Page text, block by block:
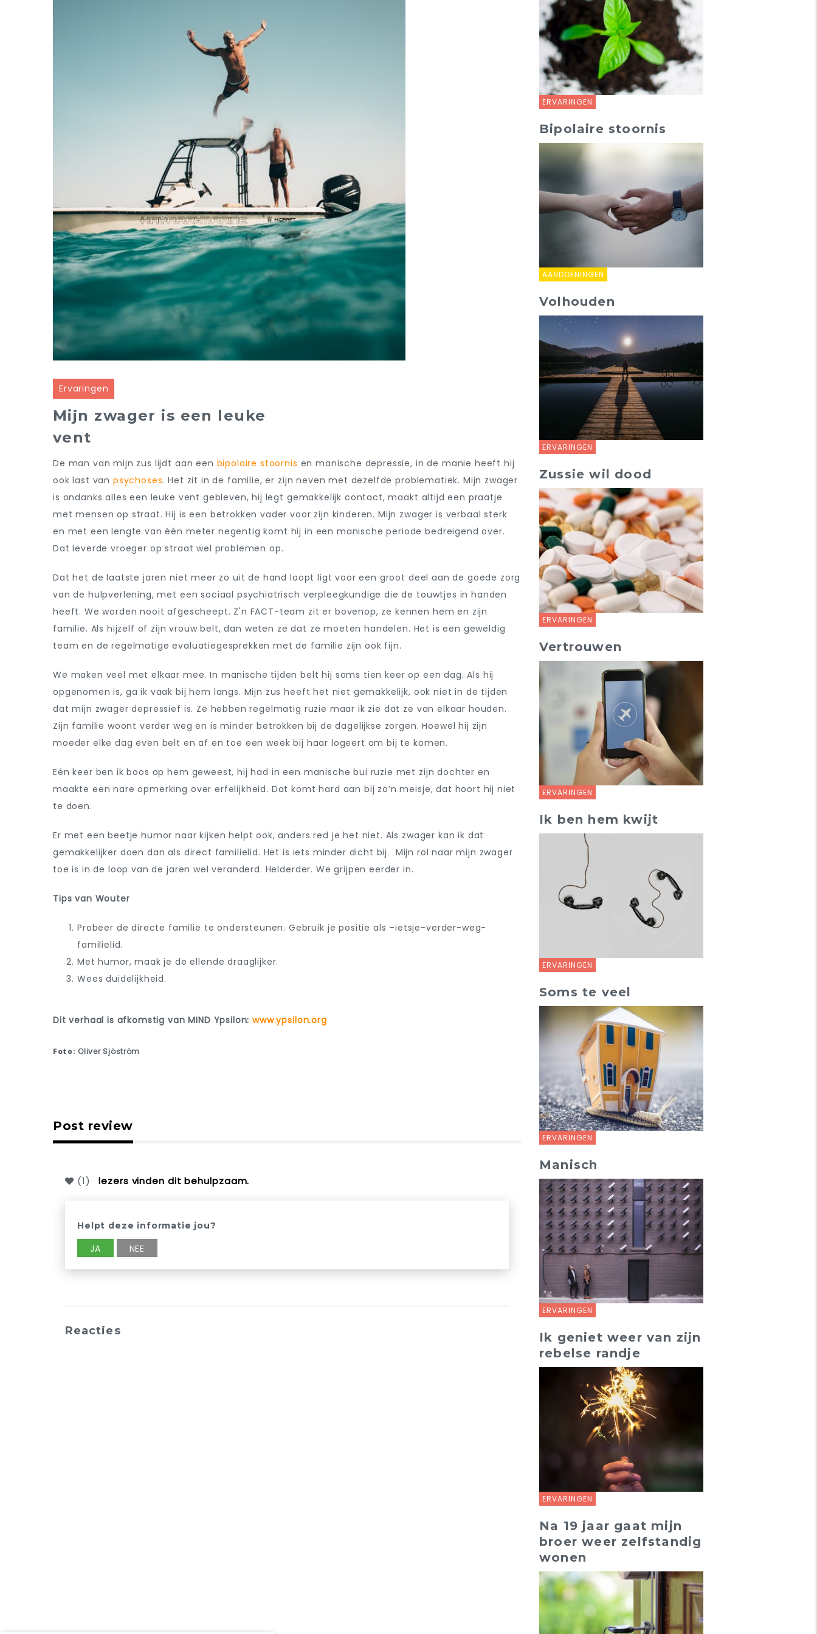
Ervaringen
Mijn zwager is een leuke
vent
De man van mijn zus lijdt aan een bipolaire stoornis en manische depressie, in de manie heeft hij
ook last van psychoses. Het zit in de familie, er zijn neven met dezelfde problematiek. Mijn zwager
is ondanks alles een leuke vent gebleven, hij legt gemakkelijk contact, maakt altijd een praatje
met mensen op straat. Hij is een betrokken vader voor zijn kinderen. Mijn zwager is verbaal sterk
en met een lengte van één meter negentig komt hij in een manische periode bedreigend over.
Dat leverde vroeger op straat wel problemen op.
Dat het de laatste jaren niet meer zo uit de hand loopt ligt voor een groot deel aan de goede zorg
van de hulpverlening, met een sociaal psychiatrisch verpleegkundige die de touwtjes in handen
heeft. We worden nooit afgescheept. Z'n FACT-team zit er bovenop, ze kennen hem en zijn
familie. Als hijzelf of zijn vrouw belt, dan weten ze dat ze moeten handelen. Het is een geweldig
team en de regelmatige evaluatiegesprekken met de familie zijn ook fijn.
We maken veel met elkaar mee. In manische tijden belt hij soms tien keer op een dag. Als hij
opgenomen is, ga ik vaak bij hem langs. Mijn zus heeft het niet gemakkelijk, ook niet in de tijden
dat mijn zwager depressief is. Ze hebben regelmatig ruzie maar ik zie dat ze van elkaar houden.
Zijn familie woont verder weg en is minder betrokken bij de dagelijkse zorgen. Hoewel hij zijn
moeder elke dag even belt en af en toe een week bij haar logeert om bij te komen.
Eén keer ben ik boos op hem geweest, hij had in een manische bui ruzie met zijn dochter en
maakte een nare opmerking over erfelijkheid. Dat komt hard aan bij zo’n meisje, dat hoort hij niet
te doen.
Er met een beetje humor naar kijken helpt ook, anders red je het niet. Als zwager kan ik dat
gemakkelijker doen dan als direct familielid. Het is iets minder dicht bij. Mijn rol naar mijn zwager
toe is in de loop van de jaren wel veranderd. Helderder. We grijpen eerder in.
Tips van Wouter
Probeer de directe familie te ondersteunen. Gebruik je positie als –ietsje-verder-weg-
familielid.
Met humor, maak je de ellende draaglijker.
Wees duidelijkheid.
Dit verhaal is afkomstig van MIND Ypsilon:www.ypsilon.org
Foto: Oliver Sjöström
Post review
(1) lezers vinden dit behulpzaam.
Helpt deze informatie jou?
JA NEE
Reacties
ERVARINGEN
AANDOENINGEN
Bipolaire stoornis
ERVARINGEN
Volhouden
ERVARINGEN
Zussie wil dood
ERVARINGEN
Vertrouwen
ERVARINGEN
Ik ben hem kwijt
ERVARINGEN
Soms te veel
ERVARINGEN
Manisch
ERVARINGEN
Ik geniet weer van zijn
rebelse randje
Na 19 jaar gaat mijn
broer weer zelfstandig
wonen